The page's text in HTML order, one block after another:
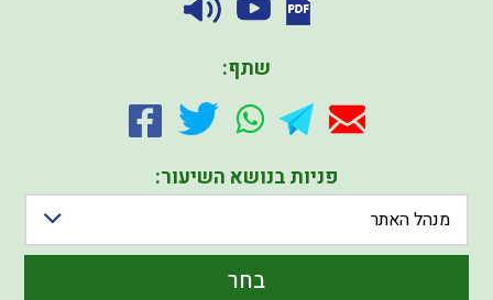
שתף:
פניות בנושא השיעור:
מנהל האתר
בחר